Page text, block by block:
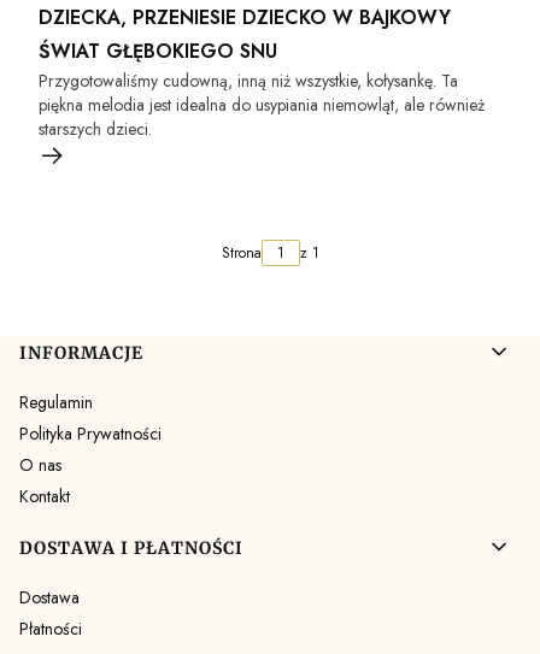
DZIECKA, PRZENIESIE DZIECKO W BAJKOWY
ŚWIAT GŁĘBOKIEGO SNU
Przygotowaliśmy cudowną, inną niż wszystkie, kołysankę. Ta
piękna melodia jest idealna do usypiania niemowląt, ale również
starszych dzieci.
Strona z 1
Linki w stopce
INFORMACJE
Regulamin
Polityka Prywatności
O nas
Kontakt
DOSTAWA I PŁATNOŚCI
Dostawa
Płatności